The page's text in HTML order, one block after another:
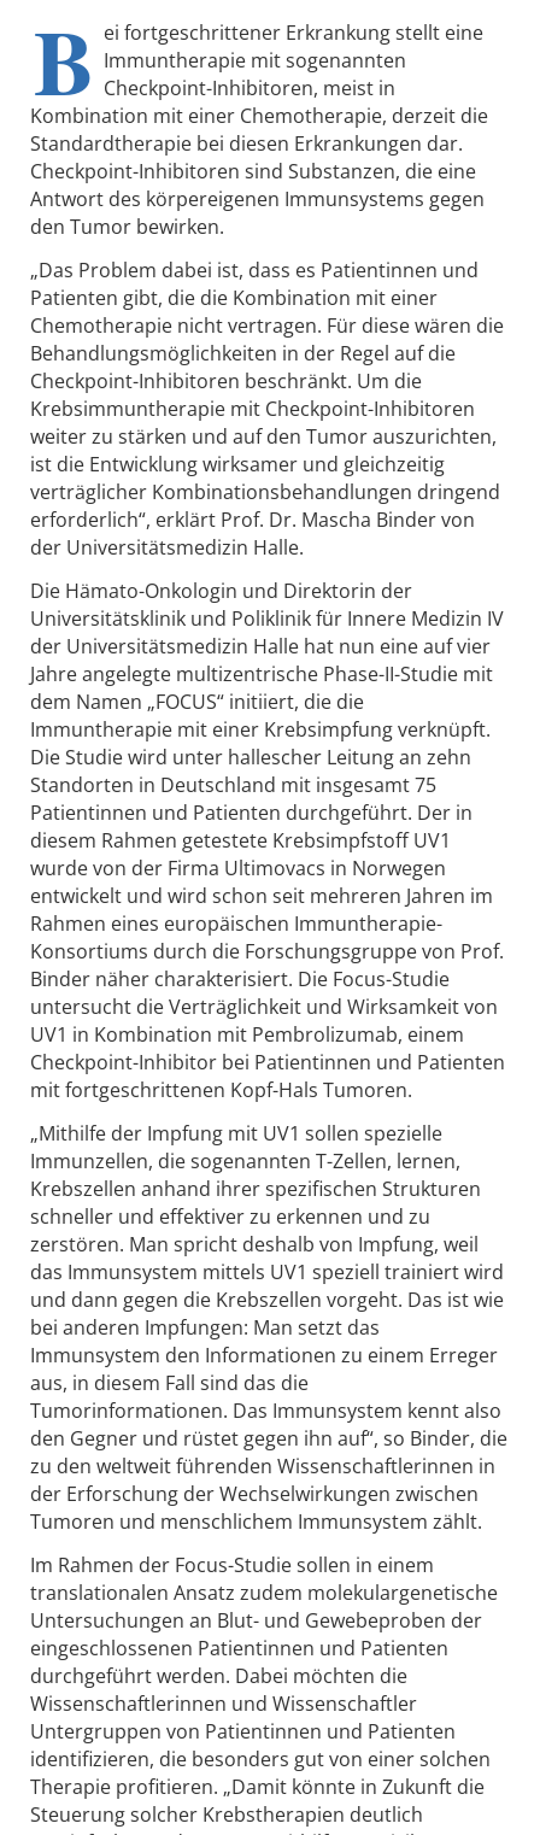
B ei fortgeschrittener Erkrankung stellt eine
Immuntherapie mit sogenannten
Checkpoint-Inhibitoren, meist in
Kombination mit einer Chemotherapie, derzeit die
Standardtherapie bei diesen Erkrankungen dar.
Checkpoint-Inhibitoren sind Substanzen, die eine
Antwort des körpereigenen Immunsystems gegen
den Tumor bewirken.
„Das Problem dabei ist, dass es Patientinnen und
Patienten gibt, die die Kombination mit einer
Chemotherapie nicht vertragen. Für diese wären die
Behandlungsmöglichkeiten in der Regel auf die
Checkpoint-Inhibitoren beschränkt. Um die
Krebsimmuntherapie mit Checkpoint-Inhibitoren
weiter zu stärken und auf den Tumor auszurichten,
ist die Entwicklung wirksamer und gleichzeitig
verträglicher Kombinationsbehandlungen dringend
erforderlich“, erklärt Prof. Dr. Mascha Binder von
der Universitätsmedizin Halle.
Die Hämato-Onkologin und Direktorin der
Universitätsklinik und Poliklinik für Innere Medizin IV
der Universitätsmedizin Halle hat nun eine auf vier
Jahre angelegte multizentrische Phase-II-Studie mit
dem Namen „FOCUS“ initiiert, die die
Immuntherapie mit einer Krebsimpfung verknüpft.
Die Studie wird unter hallescher Leitung an zehn
Standorten in Deutschland mit insgesamt 75
Patientinnen und Patienten durchgeführt. Der in
diesem Rahmen getestete Krebsimpfstoff UV1
wurde von der Firma Ultimovacs in Norwegen
entwickelt und wird schon seit mehreren Jahren im
Rahmen eines europäischen Immuntherapie-
Konsortiums durch die Forschungsgruppe von Prof.
Binder näher charakterisiert. Die Focus-Studie
untersucht die Verträglichkeit und Wirksamkeit von
UV1 in Kombination mit Pembrolizumab, einem
Checkpoint-Inhibitor bei Patientinnen und Patienten
mit fortgeschrittenen Kopf-Hals Tumoren.
„Mithilfe der Impfung mit UV1 sollen spezielle
Immunzellen, die sogenannten T-Zellen, lernen,
Krebszellen anhand ihrer spezifischen Strukturen
schneller und effektiver zu erkennen und zu
zerstören. Man spricht deshalb von Impfung, weil
das Immunsystem mittels UV1 speziell trainiert wird
und dann gegen die Krebszellen vorgeht. Das ist wie
bei anderen Impfungen: Man setzt das
Immunsystem den Informationen zu einem Erreger
aus, in diesem Fall sind das die
Tumorinformationen. Das Immunsystem kennt also
den Gegner und rüstet gegen ihn auf“, so Binder, die
zu den weltweit führenden Wissenschaftlerinnen in
der Erforschung der Wechselwirkungen zwischen
Tumoren und menschlichem Immunsystem zählt.
Im Rahmen der Focus-Studie sollen in einem
translationalen Ansatz zudem molekulargenetische
Untersuchungen an Blut- und Gewebeproben der
eingeschlossenen Patientinnen und Patienten
durchgeführt werden. Dabei möchten die
Wissenschaftlerinnen und Wissenschaftler
Untergruppen von Patientinnen und Patienten
identifizieren, die besonders gut von einer solchen
Therapie profitieren. „Damit könnte in Zukunft die
Steuerung solcher Krebstherapien deutlich